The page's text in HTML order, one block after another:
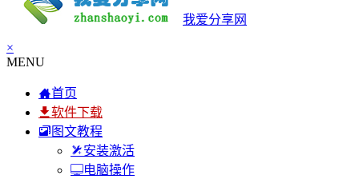
我爱分享网
×
MENU
首页
软件下载
图文教程
安装激活
电脑操作